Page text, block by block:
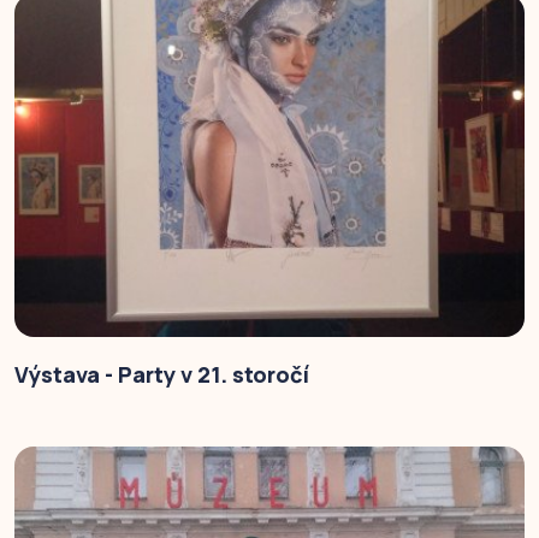
Výstava - Party v 21. storočí